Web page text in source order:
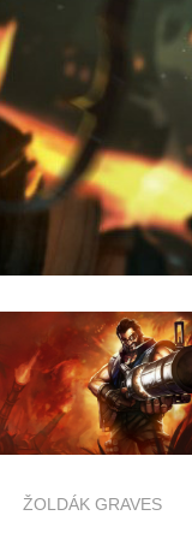
ŽOLDÁK GRAVES